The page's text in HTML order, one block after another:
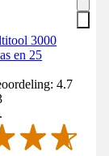
3000
en 25
4.7